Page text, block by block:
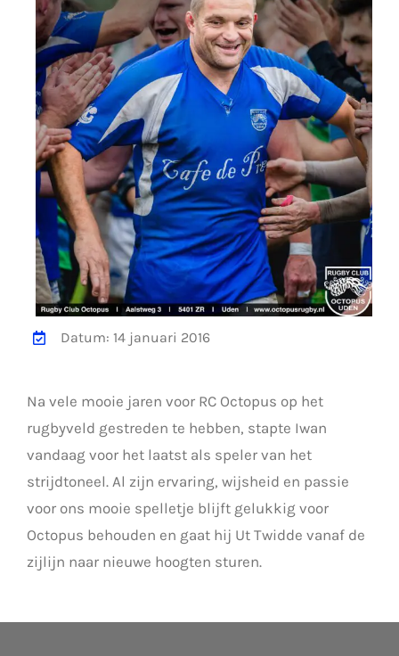
Datum: 14 januari 2016
Na vele mooie jaren voor RC Octopus op het
rugbyveld gestreden te hebben, stapte Iwan
vandaag voor het laatst als speler van het
strijdtoneel. Al zijn ervaring, wijsheid en passie
voor ons mooie spelletje blijft gelukkig voor
Octopus behouden en gaat hij Ut Twidde vanaf de
zijlijn naar nieuwe hoogten sturen.